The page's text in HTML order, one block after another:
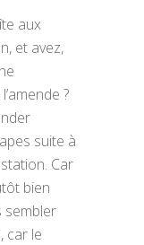
aux
et avez,
?
suite à
Car
bien
sembler
car le